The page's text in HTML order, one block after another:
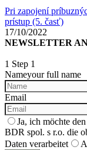
Pri zapojení
prístup (5. časť)
17/10/2022
NEWSLETTER
1 Step 1
Nameyour full name
Email
Ja, ich möchte
BDR spol. s r.o. die
Daten verarbeitet